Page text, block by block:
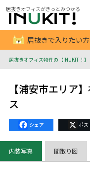
居抜きオフィスがきっとみつかる
居抜きで入りたい
居抜きオフィス物件の【INUKIT！】
【浦安市エリア
ス
X
内装写真 間取り図